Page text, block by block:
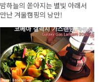
밤하늘의 쏟아지는 별빛 아래서
만난 겨울캠핑의 낭만!